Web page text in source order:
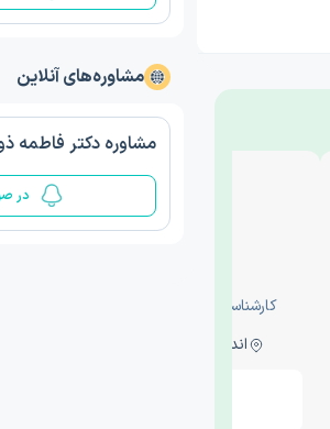
کارشناسی ارشد روان‌شناسی اسلامی مثبت گرا
اندیشه - اندیشه فاز دو , 1 مطب دیگر ...
مشاوره‌های آنلاین
مشاوره دکتر فاطمه
در